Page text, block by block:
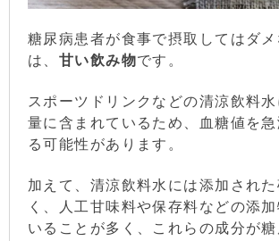
糖尿病患者が食事で摂取してはダメ
は、 甘い飲み物です。
スポーツドリンクなどの清涼飲料
量に含まれているため、血糖値を
る可能性があります。
加えて、清涼飲料水には添加され
く、人工甘味料や保存料などの添
いることが多く、これらの成分が糖